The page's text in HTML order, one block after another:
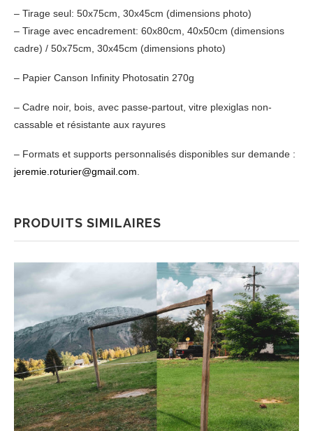
– Tirage seul: 50x75cm, 30x45cm (dimensions photo)
– Tirage avec encadrement: 60x80cm, 40x50cm (dimensions
cadre) / 50x75cm, 30x45cm (dimensions photo)
– Papier Canson Infinity Photosatin 270g
– Cadre noir, bois, avec passe-partout, vitre plexiglas non-
cassable et résistante aux rayures
– Formats et supports personnalisés disponibles sur demande :
jeremie.roturier@gmail.com
PRODUITS SIMILAIRES